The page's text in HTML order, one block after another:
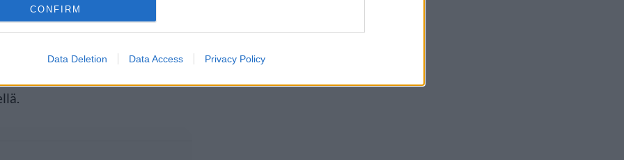
CONFIRM
Data Deletion Data Access Privacy Policy
voiton todennäköisyys oli
semifinaalin
kappaleellaan edustava